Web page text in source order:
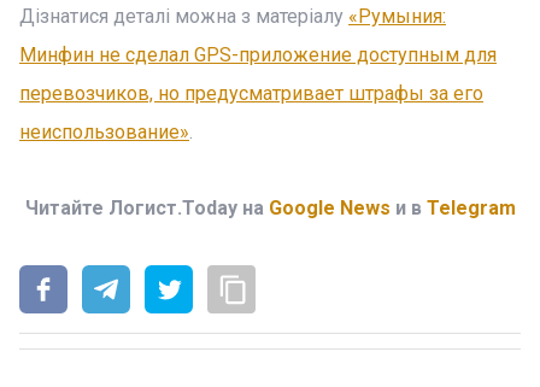
Дізнатися деталі можна з матеріалу «Румыния:
Минфин не сделал GPS-приложение доступным для
перевозчиков, но предусматривает штрафы за его
неиспользование».
Читайте Логист.Today на Google News и в Telegram